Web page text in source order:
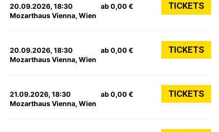
20.09.2026, 18:30
Mozarthaus Vienna, Wien
ab 0,00 € TICKETS
20.09.2026, 18:30
Mozarthaus Vienna, Wien
ab 0,00 € TICKETS
21.09.2026, 18:30
Mozarthaus Vienna, Wien
ab 0,00 € TICKETS